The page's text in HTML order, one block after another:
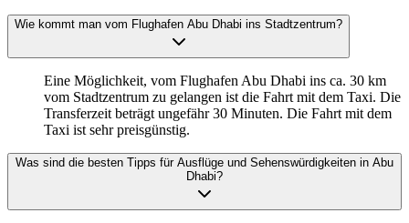
Wie kommt man vom Flughafen Abu Dhabi ins Stadtzentrum?
Eine Möglichkeit, vom Flughafen Abu Dhabi ins ca. 30 km
vom Stadtzentrum zu gelangen ist die Fahrt mit dem Taxi. Die
Transferzeit beträgt ungefähr 30 Minuten. Die Fahrt mit dem
Taxi ist sehr preisgünstig.
Was sind die besten Tipps für Ausflüge und Sehenswürdigkeiten in Abu
Dhabi?